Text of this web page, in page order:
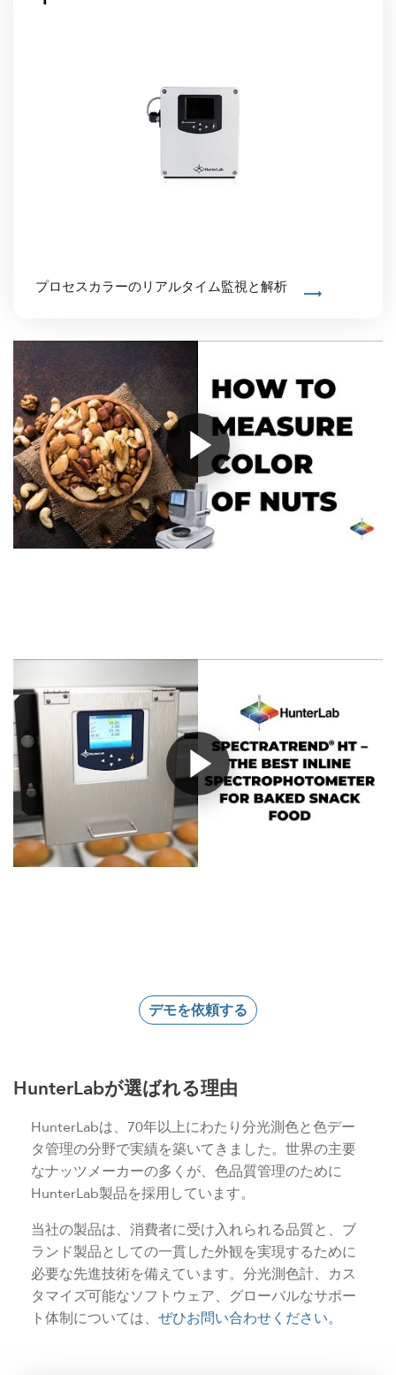
プロセスカラーのリアルタイム監視と解析
デモを依頼する
HunterLabが選ばれる理由
HunterLabは、70年以上にわたり分光測色と色デー
タ管理の分野で実績を築いてきました。世界の主要
なナッツメーカーの多くが、色品質管理のために
HunterLab製品を採用しています。
当社の製品は、消費者に受け入れられる品質と、ブ
ランド製品としての一貫した外観を実現するために
必要な先進技術を備えています。分光測色計、カス
タマイズ可能なソフトウェア、グローバルなサポー
ト体制については、 ぜひお問い合わせください。